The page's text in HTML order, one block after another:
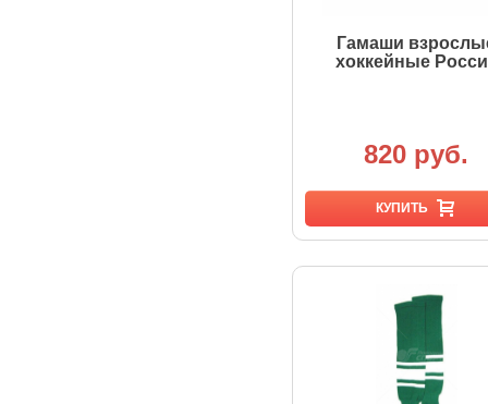
Гамаши
хоккейные
820 руб.
КУПИТЬ